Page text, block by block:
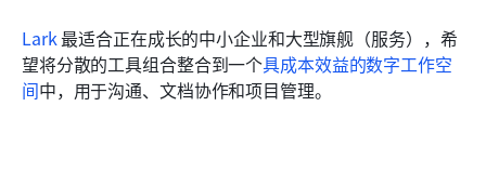
Lark 最适合正在成长的中小企业和大型旗舰（服务），希
望将分散的工具组合整合到一个具成本效益的数字工作空
间中，用于沟通、文档协作和项目管理。